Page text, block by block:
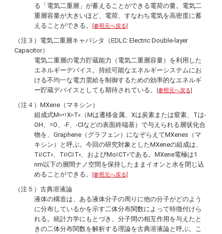
る「電気二重層」が蓄えることができる電荷の量。電気二
重層容量が大きいほど、電荷、すなわち電気を高密度に蓄
えることができる。
[参照元へ戻る]
（注３）電気二重層キャパシタ（EDLC: Electric Double-layer
Capacitor）
電気二重層の電力貯蔵能力（電気二重層容量）を利用した
エネルギーデバイス。持続可能なエネルギーシステムにお
ける不均一な電力需給を制御するための効率的なエネルギ
ー貯蔵デバイスとしても期待されている。
[参照元へ戻る]
（注４）MXene（マキシン）
組成式M n+1 Xn Tx
（Mは遷移金属、Xは炭素または窒素、Tは-
OH、=O、-F、-Clなどの表面終端基）で与えられる層状化合
物を、Graphene（グラフェン）になぞらえてMXenes（マ
キシン）と呼ぶ。今回の研究対象としたMXeneの組成は、
Ti2CTx、Ti3C2 Tx、およびMo2CTxである。MXene電極は1
nm以下の層間ナノ空間を保持したままイオンと水を閉じ込
めることができる。
[参照元へ戻る]
（注５）古典溶液論
液体の構造は、ある液体分子の周りに他の分子がどのよう
に分布しているかを示す二体分布関数によって特徴付けら
れる。統計力学にもとづき、分子間の相互作用を与えたと
きの二体分布関数を解析する理論を古典溶液論と呼ぶ。こ